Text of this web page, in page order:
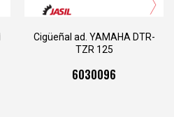
Cigüeñal ad. YAMAHA DTR-
TZR 125
6030096